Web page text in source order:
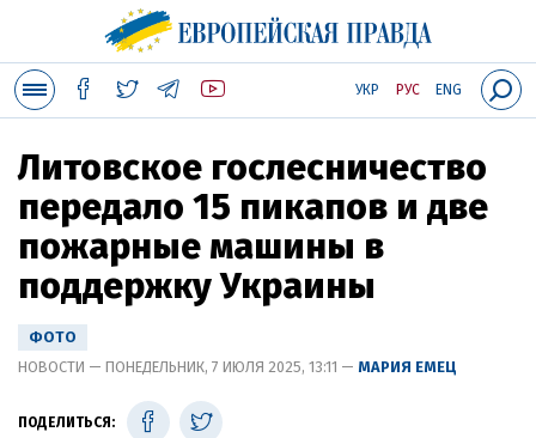
УКР РУС ENG
Литовское гослесничество
передало 15 пикапов и две
пожарные машины в
поддержку Украины
ФОТО
НОВОСТИ — ПОНЕДЕЛЬНИК, 7 ИЮЛЯ 2025, 13:11 — МАРИЯ ЕМЕЦ
ПОДЕЛИТЬСЯ: